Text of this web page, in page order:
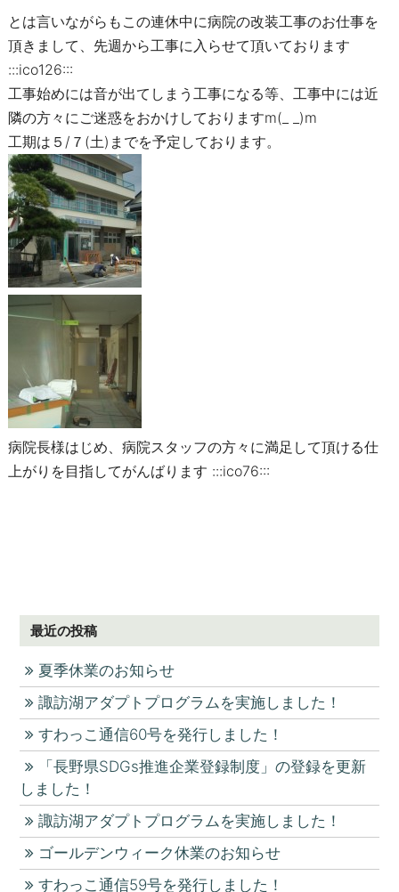
とは言いながらもこの連休中に病院の改装工事のお仕事を
頂きまして、先週から工事に入らせて頂いております
:::ico126:::
工事始めには音が出てしまう工事になる等、工事中には近
隣の方々にご迷惑をおかけしておりますm(_ _)m
工期は５/７(土)までを予定しております。
病院長様はじめ、病院スタッフの方々に満足して頂ける仕
上がりを目指してがんばります :::ico76:::
最近の投稿
夏季休業のお知らせ
諏訪湖アダプトプログラムを実施しました！
すわっこ通信60号を発行しました！
「長野県SDGs推進企業登録制度」の登録を更新
しました！
諏訪湖アダプトプログラムを実施しました！
ゴールデンウィーク休業のお知らせ
すわっこ通信59号を発行しました！